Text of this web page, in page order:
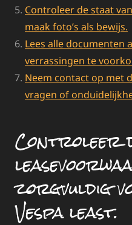
Controleer de staat
maak foto’s als bewijs.
Lees alle documenten
verrassingen te
Neem contact op met
vragen of
Controleer
zorgvuldig
Vespa least.